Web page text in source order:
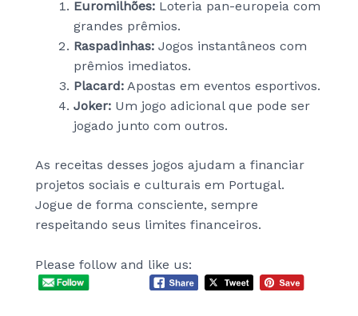
Euromilhões: Loteria pan-europeia com
grandes prêmios.
Raspadinhas: Jogos instantâneos com
prêmios imediatos.
Placard: Apostas em eventos esportivos.
Joker: Um jogo adicional que pode ser
jogado junto com outros.
As receitas desses jogos ajudam a financiar
projetos sociais e culturais em Portugal.
Jogue de forma consciente, sempre
respeitando seus limites financeiros.
Please follow and like us: